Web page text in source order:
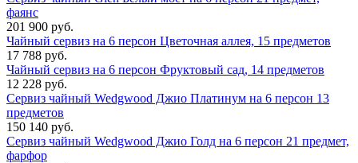
фаянс
201 900 руб.
Чайный сервиз на 6 персон Цветочная аллея, 15 предметов
17 788 руб.
Чайный сервиз на 6 персон Фруктовый сад, 14 предметов
12 228 руб.
Сервиз чайный Wedgwood Джио Платинум на 6 персон 13
предметов
150 140 руб.
Сервиз чайный Wedgwood Джио Голд на 6 персон 21 предмет,
фарфор